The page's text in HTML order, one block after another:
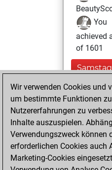
You
achieved
of 1601
You
bullet
You
=0 -2 in
Freitag,
Wir verwenden Cookies und
um bestimmte Funktionen
Nutzererfahrungen zu
Inhalte auszuspielen.
Verwendungszweck können
erforderlichen Cookies auch
Marketing-Cookies